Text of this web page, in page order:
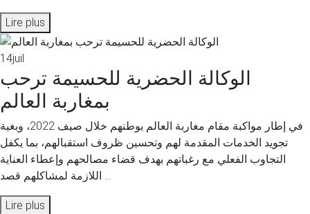
Lire plus
14juil
الوكالة الحضرية للحسيمة ترحب
بمغاربة العالم
في إطار مواكبة مقام مغاربة العالم بوطنهم خلال صيف 2022، وبغية
تجويد الخدمات المقدمة لهم وتحسين ظروف استقبالهم، بما يكفل
التجاوب الفعلي مع رغباتهم بهدف قضاء مصالحهم وإعطاء العناية
Lire plus